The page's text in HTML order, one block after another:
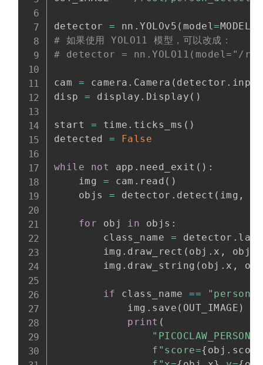
detector = nn .YOLOv5 ( model=
# 如果使用 YOLO11 模型，可以改成：
# detector = nn.YOLO11(model="/
cam = camera . Camera ( detector .
disp = display . Display ( )
start = time . ticks_ms ( )
detected = False
while not app . need_exit ( ) :
    img
= cam . read ( )
    objs
= detector . detect ( img ,
for obj in objs :
        class_name
= detector .
        img
. draw_rect ( obj . x , obj
        img
. draw_string ( obj . x , obj
if class_name == "person"
            img
. save ( OUT_IMAGE )
print (
f"score={ obj . score